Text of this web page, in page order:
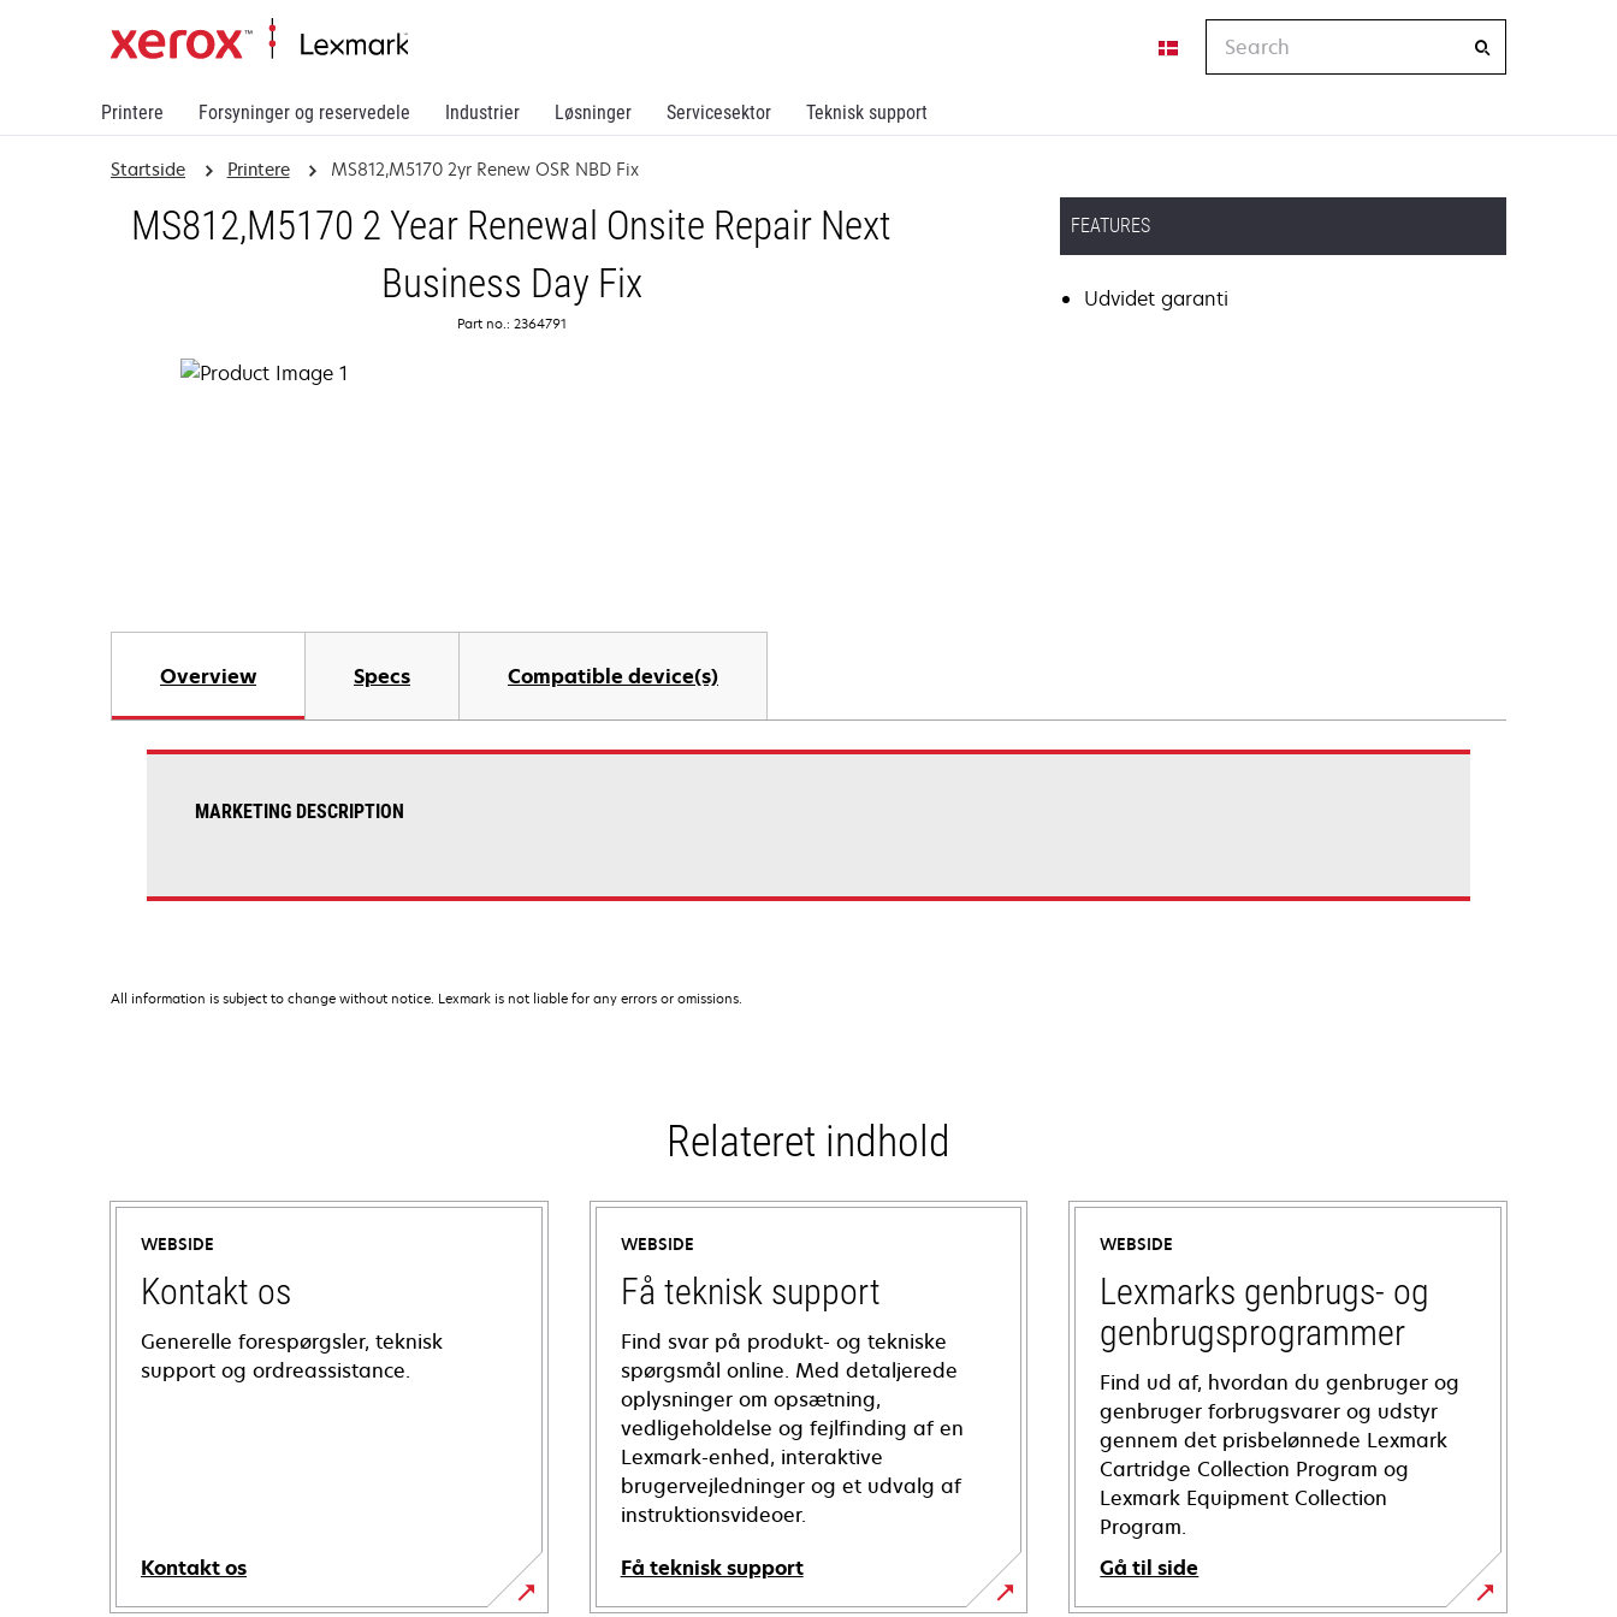
Printere Forsyninger og reservedele Industrier Løsninger Servicesektor Teknisk support
Startside Printere MS812,M5170 2yr Renew OSR NBD Fix
MS812,M5170 2 Year Renewal Onsite Repair Next
Business Day Fix
Part no.: 2364791
FEATURES
Udvidet garanti
Overview Specs Compatible device(s)
MARKETING DESCRIPTION
All information is subject to change without notice. Lexmark is not liable for any errors or omissions.
Relateret indhold
WEBSIDE
Kontakt os
Generelle forespørgsler, teknisk
support og ordreassistance.
Kontakt os
WEBSIDE
Få teknisk support
Find svar på produkt- og tekniske
spørgsmål online. Med detaljerede
oplysninger om opsætning,
vedligeholdelse og fejlfinding af en
Lexmark-enhed, interaktive
brugervejledninger og et udvalg af
instruktionsvideoer.
Få teknisk support
WEBSIDE
Lexmarks genbrugs- og
genbrugsprogrammer
Find ud af, hvordan du genbruger og
genbruger forbrugsvarer og udstyr
gennem det prisbelønnede Lexmark
Cartridge Collection Program og
Lexmark Equipment Collection
Program.
Gå til side